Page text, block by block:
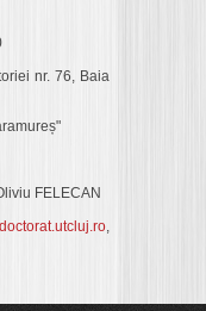
nr. 76, Baia
FELECAN
doctorat.utcluj.ro,